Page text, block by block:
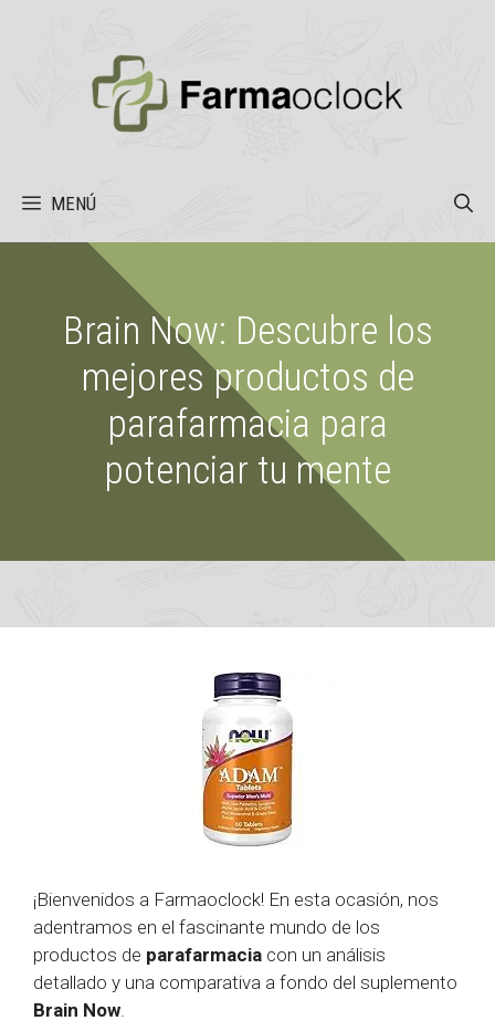
MENÚ
Brain Now: Descubre los
mejores productos de
parafarmacia para
potenciar tu mente
¡Bienvenidos a Farmaoclock! En esta ocasión, nos
adentramos en el fascinante mundo de los
productos de parafarmacia con un análisis
detallado y una comparativa a fondo del suplemento
Brain Now